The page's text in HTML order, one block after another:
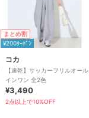
まとめ割
¥200ｸｰﾎﾟﾝ
コカ
【速乾】サッカーフリルオール
インワン 全2色
¥3,490
2点以上で10%OFF